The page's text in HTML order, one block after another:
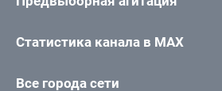
Статистика канала в MAX
Все города сети